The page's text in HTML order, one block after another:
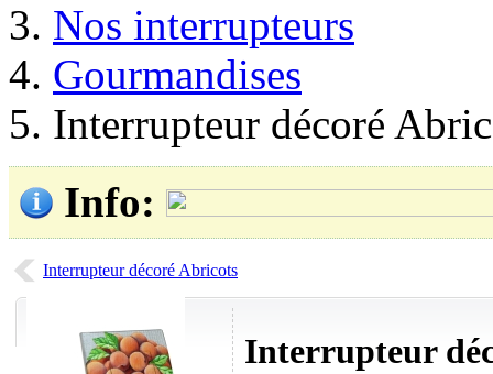
Nos interrupteurs
Gourmandises
Interrupteur décoré
Info:
Interrupteur décoré Abricots
Interrupteur